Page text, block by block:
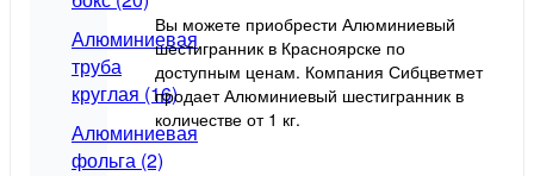
Алюминиевая
труба
круглая (16)
Алюминиевая
фольга (2)
Вы можете приобрести Алюминиевый
шестигранник в Красноярске по
доступным ценам. Компания Сибцветмет
продает Алюминиевый шестигранник в
количестве от 1 кг.